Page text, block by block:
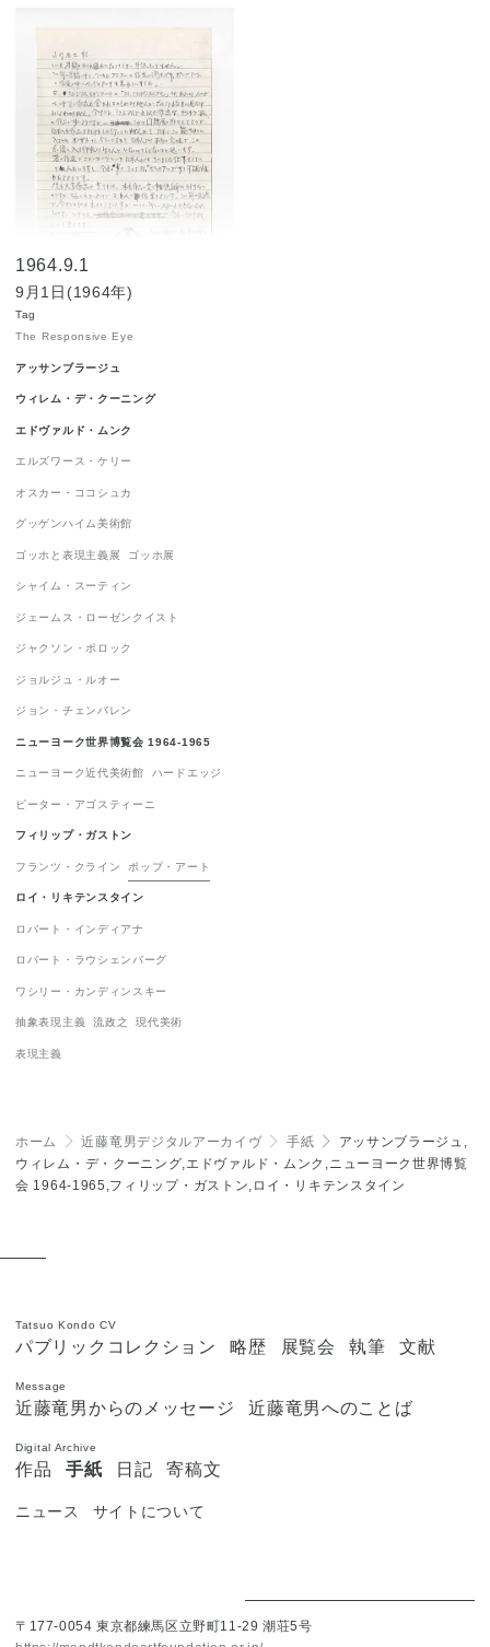
シャイム・スーティン
ジェームス・ローゼンクイスト
ジャクソン・ポロック
ジョルジュ・ルオー
抽象表現主義
1964.9.1
9月1日(1964年)
Tag
The Responsive Eye
アッサンブラージュ
ウィレム・デ・クーニング
エドヴァルド・ムンク
エルズワース・ケリー
オスカー・ココシュカ
グッゲンハイム美術館
ゴッホと表現主義展 ゴッホ展
シャイム・スーティン
ジェームス・ローゼンクイスト
ジャクソン・ポロック
ジョルジュ・ルオー
ジョン・チェンバレン
ニューヨーク世界博覧会 1964-1965
ニューヨーク近代美術館 ハードエッジ
ピーター・アゴスティーニ
フィリップ・ガストン
フランツ・クライン ポップ・アート
ロイ・リキテンスタイン
ロバート・インディアナ
ロバート・ラウシェンバーグ
ワシリー・カンディンスキー
抽象表現主義 流政之 現代美術
表現主義
ホーム ＞ 近藤竜男デジタルアーカイヴ ＞ 手紙 ＞
アッサンブラージュ,
ウィレム・デ・クーニング,エドヴァルド・ムンク,ニューヨーク世界博覧
会 1964-1965,フィリップ・ガストン,ロイ・リキテンスタイン
Tatsuo Kondo CV
パブリックコレクション 略歴 展覧会 執筆 文献
Message
近藤竜男からのメッセージ 近藤竜男へのことば
Digital Archive
作品 手紙 日記 寄稿文
ニュース サイトについて
〒177-0054 東京都練馬区立野町11-29 潮荘5号